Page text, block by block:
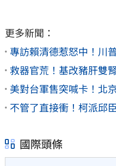
更多新聞：
專訪賴清德惹怒中！川
救器官荒！基改豬肝雙
美對台軍售突喊卡！北
不管了直接衝！柯派邱
國際頭條